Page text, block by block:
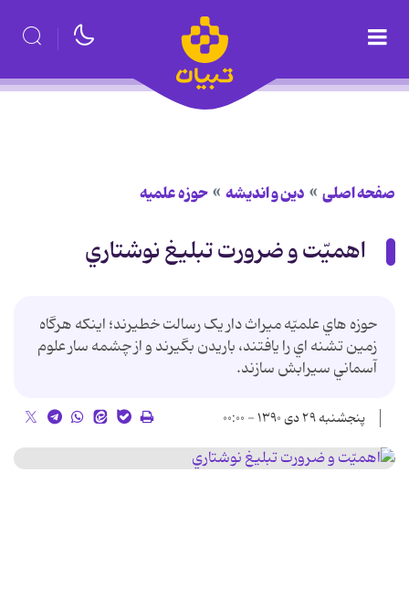
صفحه اصلی دین و اندیشه حوزه علمیه
اهميّت و ضرورت تبليغ نوشتاري
حوزه هاي علميّه ميراث دار يک رسالت خطيرند؛ اينکه هرگاه
زمين تشنه اي را يافتند، باريدن بگيرند و از چشمه سار علوم
آسماني سيرابش سازند.
پنجشنبه ۲۹ دی ۱۳۹۰ - ۰۰:۰۰